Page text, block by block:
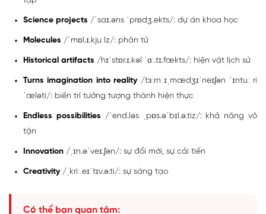
Science projects /ˈsaɪ.əns ˈprɒdʒ.ekts/: dự án khoa học
Molecules /ˈmɒl.ɪ.kjuːlz/: phân tử
Historical artifacts /hɪˈstɒr.ɪ.kəl ˈɑː.tɪ.fækts/: hiện vật lịch sử
Turns imagination into reality /tɜːrn ɪˌmædʒɪˈneɪʃən ˈɪntuː ri
ˈæləti/: biến trí tưởng tượng thành hiện thực
Endless possibilities /ˈend.ləs ˌpɒs.əˈbɪl.ə.tiz/: khả năng vô
tận
Innovation /ˌɪn.əˈveɪ.ʃən/: sự đổi mới, sự cải tiến
Creativity/ˌkriː.eɪˈtɪv.ə.ti/: sự sáng tạo
Có thể bạn quan tâm: